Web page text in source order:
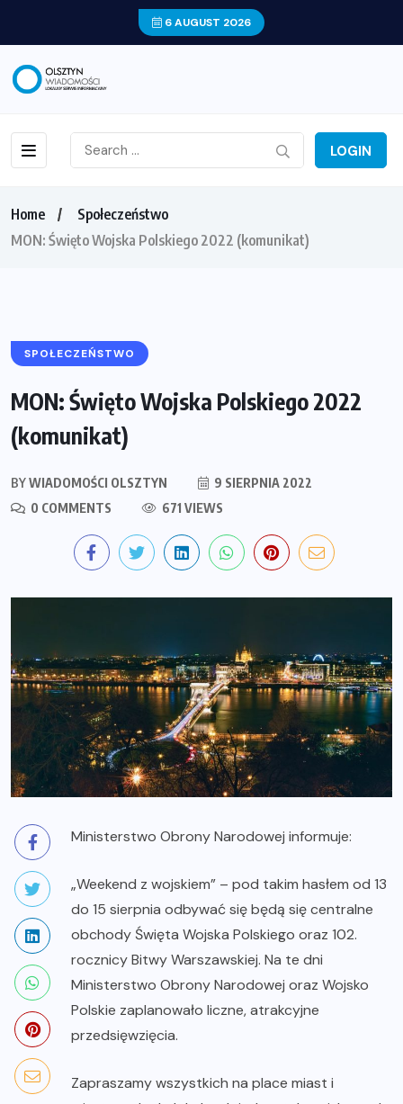
6 AUGUST 2026
LOGIN
Home
Społeczeństwo
MON: Święto Wojska Polskiego 2022 (komunikat)
SPOŁECZEŃSTWO
MON: Święto Wojska Polskiego 2022
(komunikat)
BYWIADOMOŚCI OLSZTYN
9 SIERPNIA 2022
0 COMMENTS
671 VIEWS
Ministerstwo Obrony Narodowej informuje:
„Weekend z wojskiem” – pod takim hasłem od 13
do 15 sierpnia odbywać się będą się centralne
obchody Święta Wojska Polskiego oraz 102.
rocznicy Bitwy Warszawskiej. Na te dni
Ministerstwo Obrony Narodowej oraz Wojsko
Polskie zaplanowało liczne, atrakcyjne
przedsięwzięcia.
Zapraszamy wszystkich na place miast i